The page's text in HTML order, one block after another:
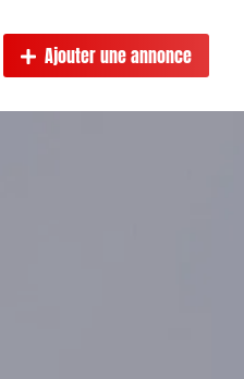
Ajouter une annonce